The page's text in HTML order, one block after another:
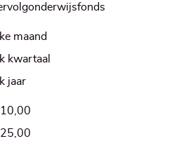
maand
kwartaal
jaar